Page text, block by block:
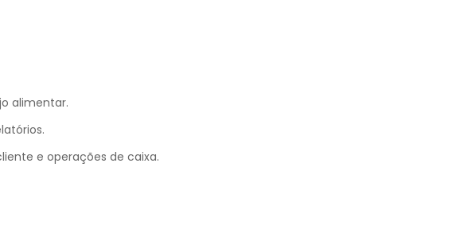
alimentar.
e operações de caixa.